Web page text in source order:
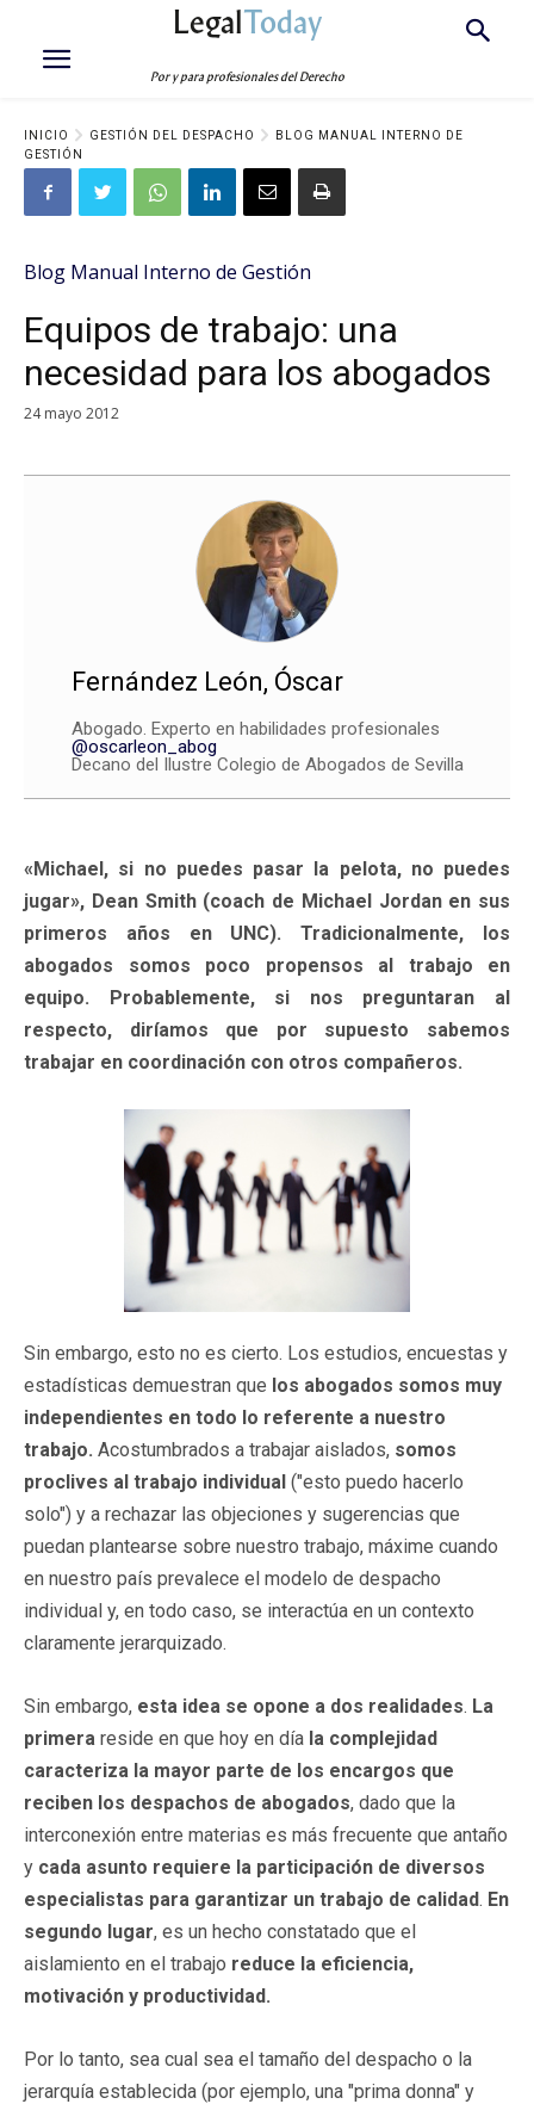
LegalToday
Por y para profesionales del Derecho
INICIO GESTIÓN DEL DESPACHO
BLOG MANUAL INTERNO DE
GESTIÓN
Blog Manual Interno de Gestión
Equipos de trabajo: una
necesidad para los abogados
24 mayo 2012
Fernández León, Óscar
Abogado. Experto en habilidades profesionales
@oscarleon_abog
Decano del Ilustre Colegio de Abogados de Sevilla
«Michael, si no puedes pasar la pelota, no puedes
jugar», Dean Smith (coach de Michael Jordan en sus
primeros años en UNC). Tradicionalmente, los
abogados somos poco propensos al trabajo en
equipo. Probablemente, si nos preguntaran al
respecto, diríamos que por supuesto sabemos
trabajar en coordinación con otros compañeros.
Sin embargo, esto no es cierto. Los estudios, encuestas y
estadísticas demuestran que los abogados somos muy
independientes en todo lo referente a nuestro
trabajo. Acostumbrados a trabajar aislados, somos
proclives al trabajo individual ("esto puedo hacerlo
solo") y a rechazar las objeciones y sugerencias que
puedan plantearse sobre nuestro trabajo, máxime cuando
en nuestro país prevalece el modelo de despacho
individual y, en todo caso, se interactúa en un contexto
claramente jerarquizado.
Sin embargo, esta idea se opone a dos realidades. La
primera reside en que hoy en día la complejidad
caracteriza la mayor parte de los encargos que
reciben los despachos de abogados, dado que la
interconexión entre materias es más frecuente que antaño
y cada asunto requiere la participación de diversos
especialistas para garantizar un trabajo de calidad. En
segundo lugar, es un hecho constatado que el
aislamiento en el trabajo reduce la eficiencia,
motivación y productividad.
Por lo tanto, sea cual sea el tamaño del despacho o la
jerarquía establecida (por ejemplo, una "prima donna" y